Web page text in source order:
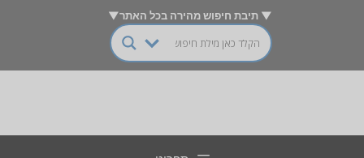
▼ תיבת חיפוש מהירה בכל האתר▼